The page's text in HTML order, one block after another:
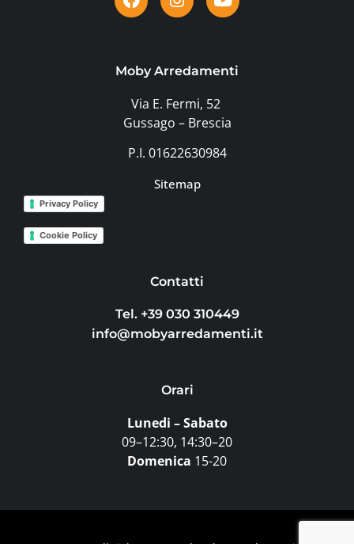
Moby Arredamenti
Via E. Fermi, 52
Gussago – Brescia
P.I. 01622630984
Sitemap
Privacy Policy
Cookie Policy
Contatti
Tel. +39 030 310449
info@mobyarredamenti.it
Orari
Lunedi – Sabato
09–12:30, 14:30–20
Domenica 15-20